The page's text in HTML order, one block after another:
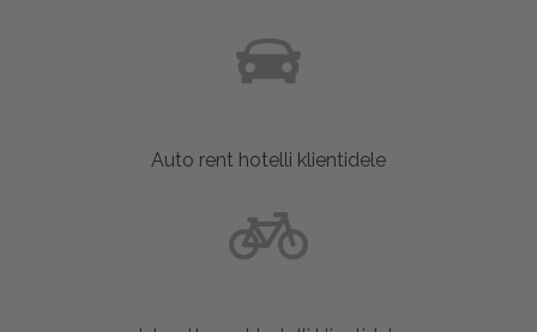
Auto rent hotelli klientidele